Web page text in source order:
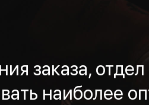
заказа,
наиболее